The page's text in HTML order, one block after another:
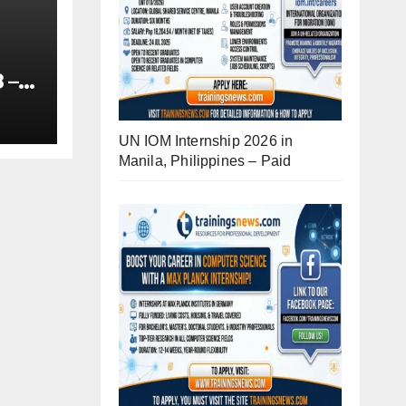
–
UN IOM Internship 2026 in
Manila, Philippines – Paid